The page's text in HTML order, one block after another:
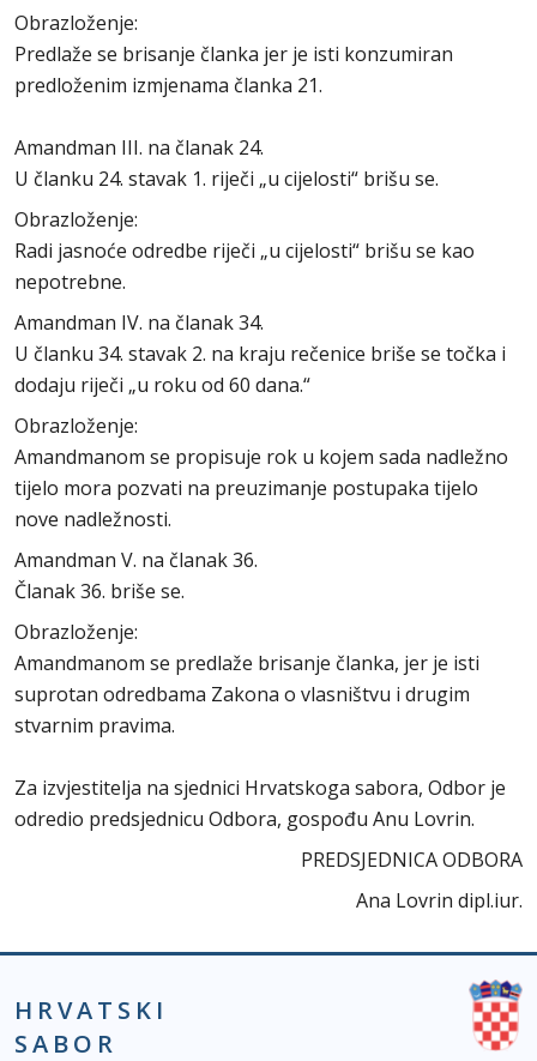
Obrazloženje:
Predlaže se brisanje članka jer je isti konzumiran
predloženim izmjenama članka 21.
Amandman III. na članak 24.
U članku 24. stavak 1. riječi „u cijelosti“ brišu se.
Obrazloženje:
Radi jasnoće odredbe riječi „u cijelosti“ brišu se kao
nepotrebne.
Amandman IV. na članak 34.
U članku 34. stavak 2. na kraju rečenice briše se točka i
dodaju riječi „u roku od 60 dana.“
Obrazloženje:
Amandmanom se propisuje rok u kojem sada nadležno
tijelo mora pozvati na preuzimanje postupaka tijelo
nove nadležnosti.
Amandman V. na članak 36.
Članak 36. briše se.
Obrazloženje:
Amandmanom se predlaže brisanje članka, jer je isti
suprotan odredbama Zakona o vlasništvu i drugim
stvarnim pravima.
Za izvjestitelja na sjednici Hrvatskoga sabora, Odbor je
odredio predsjednicu Odbora, gospođu Anu Lovrin.
PREDSJEDNICA ODBORA
Ana Lovrin dipl.iur.
HRVATSKI
SABOR